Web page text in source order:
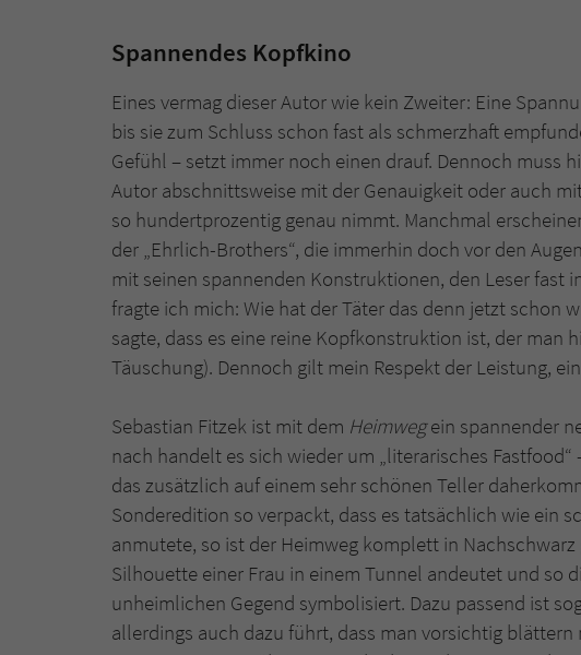
Spannendes Kopfkino
Eines vermag dieser Autor wie kein Zweiter: Eine
bis sie zum Schluss schon fast als schmerzhaft
Gefühl – setzt immer noch einen drauf. Dennoch muss
Autor abschnittsweise mit der Genauigkeit oder auch
so hundertprozentig genau nimmt. Manchmal
der „Ehrlich-Brothers“, die immerhin doch vor den
mit seinen spannenden Konstruktionen, den Leser fast
fragte ich mich: Wie hat der Täter das denn jetzt schon
sagte, dass es eine reine Kopfkonstruktion ist, der man
Täuschung). Dennoch gilt mein Respekt der Leistung,
Sebastian Fitzek ist mit dem Heimwegein spannender
nach handelt es sich wieder um „literarisches
das zusätzlich auf einem sehr schönen Teller
Sonderedition so verpackt, dass es tatsächlich wie ein
anmutete, so ist der Heimweg komplett in
Silhouette einer Frau in einem Tunnel andeutet und so
unheimlichen Gegend symbolisiert. Dazu passend ist
allerdings auch dazu führt, dass man vorsichtig